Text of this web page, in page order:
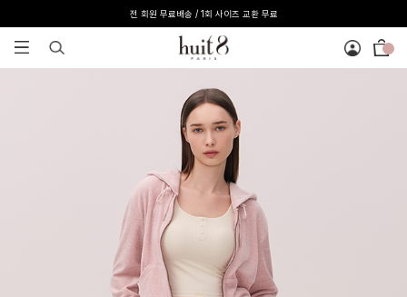
전 회원 무료배송 / 1회 사이즈 교환 무료